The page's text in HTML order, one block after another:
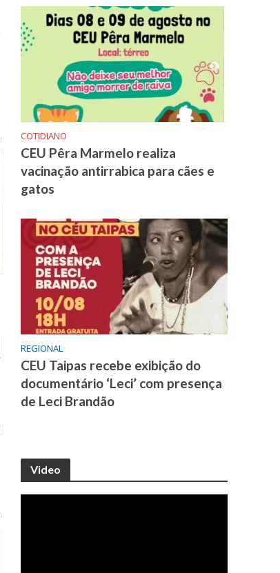
COTIDIANO
CEU Pêra Marmelo realiza
vacinação antirrabica para cães e
gatos
REGIONAL
CEU Taipas recebe exibição do
documentário ‘Leci’ com presença
de Leci Brandão
Video